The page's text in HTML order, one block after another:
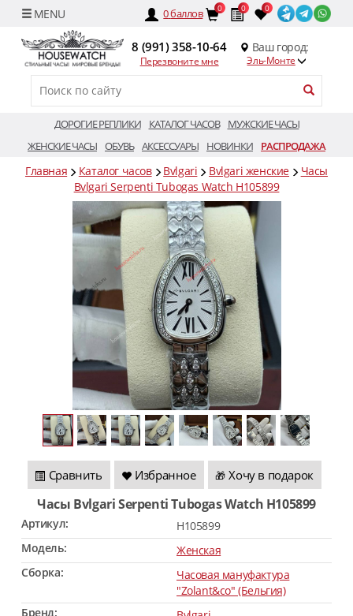
0баллов 0 0 0
8 (991) 358-10-64
Перезвоните мне
Ваш город:
Эль-Монте
ДОРОГИЕ РЕПЛИКИ КАТАЛОГ ЧАСОВ
МУЖСКИЕ ЧАСЫ
ЖЕНСКИЕ ЧАСЫ ОБУВЬ АКСЕССУАРЫ НОВИНКИ РАСПРОДАЖА
Главная Каталог часов Bvlgari Bvlgari женские
Часы
Bvlgari Serpenti Tubogas Watch H105899
Сравнить Избранное 🎁 Хочу в подарок
Часы Bvlgari Serpenti Tubogas Watch H105899
Артикул:
H105899
Модель:
Женская
Сборка:
Часовая мануфактура
"Zolant&co" (Бельгия)
Бренд: